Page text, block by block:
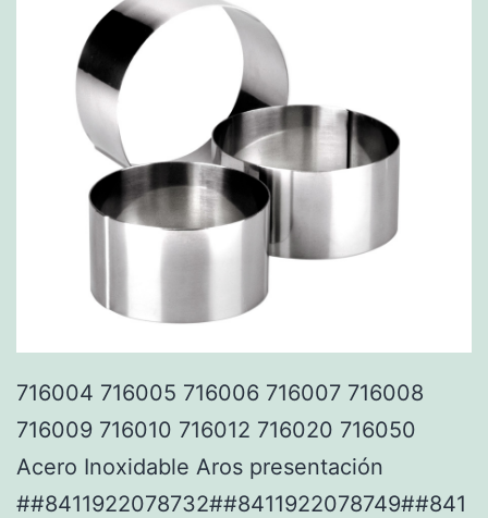
716004 716005 716006 716007 716008
716009 716010 716012 716020 716050
Acero Inoxidable Aros presentación
##8411922078732##8411922078749##841